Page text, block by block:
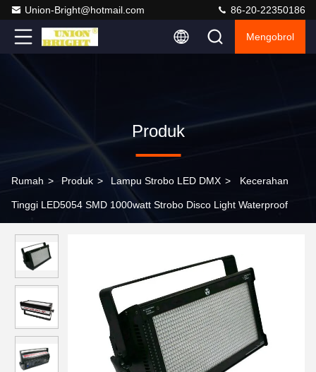
Union-Bright@hotmail.com 86-20-22350186
Mengobrol
Produk
Rumah > Produk > Lampu Strobo LED DMX > Kecerahan
Tinggi LED5054 SMD 1000watt Strobo Disco Light Waterproof